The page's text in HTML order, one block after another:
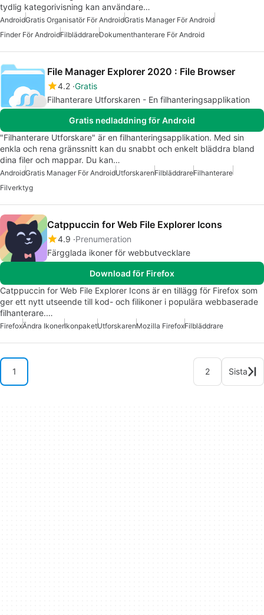
tydlig kategorivisning kan användare…
AndroidGratis Organisatör För AndroidGratis Manager För Android
Finder För AndroidFilbläddrareDokumenthanterare För Android
File Manager Explorer 2020 : File Browser
4.2 Gratis
Filhanterare Utforskaren - En filhanteringsapplikation
Gratis nedladdning för Android
"Filhanterare Utforskare" är en filhanteringsapplikation. Med sin
enkla och rena gränssnitt kan du snabbt och enkelt bläddra bland
dina filer och mappar. Du kan…
AndroidGratis Manager För AndroidUtforskarenFilbläddrareFilhanterare
Filverktyg
Catppuccin for Web File Explorer Icons
4.9 Prenumeration
Färgglada ikoner för webbutvecklare
Download för Firefox
Catppuccin for Web File Explorer Icons är en tillägg för Firefox som
ger ett nytt utseende till kod- och filikoner i populära webbaserade
filhanterare.…
FirefoxÄndra IkonerIkonpaketUtforskarenMozilla FirefoxFilbläddrare
1 2 Sista